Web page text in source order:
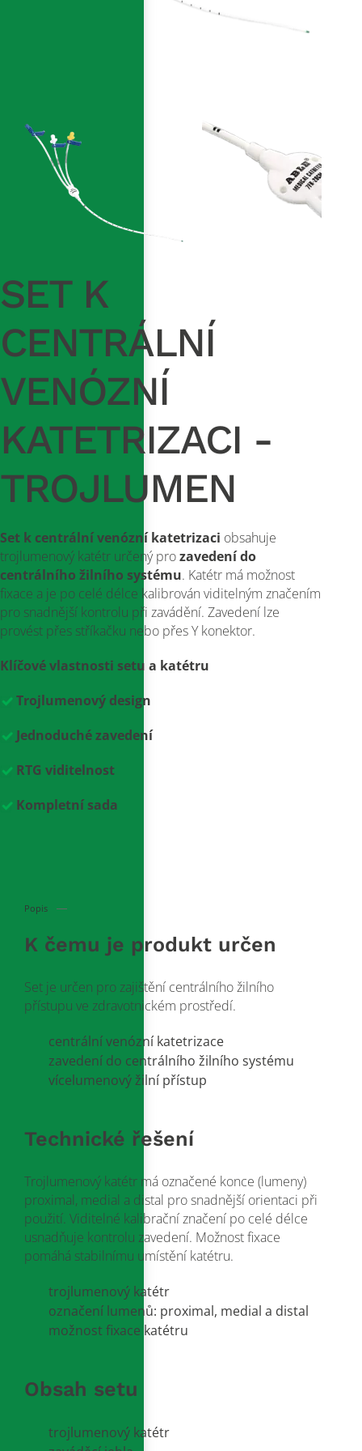
SET K
CENTRÁLNÍ
VENÓZNÍ
KATETRIZACI -
TROJLUMEN
Set k centrální venózní katetrizaci obsahuje
trojlumenový katétr určený prozavedení do
centrálního žilního systému. Katétr má možnost
fixace a je po celé délce kalibrován viditelným značením
pro snadnější kontrolu při zavádění. Zavedení lze
provést přes stříkačku nebo přes Y konektor.
Klíčové vlastnosti setu a katétru
Trojlumenový design
Jednoduché zavedení
RTG viditelnost
Kompletní sada
Popis
K čemu je produkt určen
Set je určen pro zajištění centrálního žilního
přístupu ve zdravotnickém prostředí.
centrální venózní katetrizace
zavedení do centrálního žilního systému
vícelumenový žilní přístup
Technické řešení
Trojlumenový katétr má označené konce (lumeny)
proximal, medial a distal pro snadnější orientaci při
použití. Viditelné kalibrační značení po celé délce
usnadňuje kontrolu zavedení. Možnost fixace
pomáhá stabilnímu umístění katétru.
trojlumenový katétr
označení lumenů: proximal, medial a distal
možnost fixace katétru
Obsah setu
trojlumenový katétr